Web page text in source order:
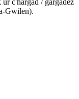
c'hargad / gargadez
Gwilen).